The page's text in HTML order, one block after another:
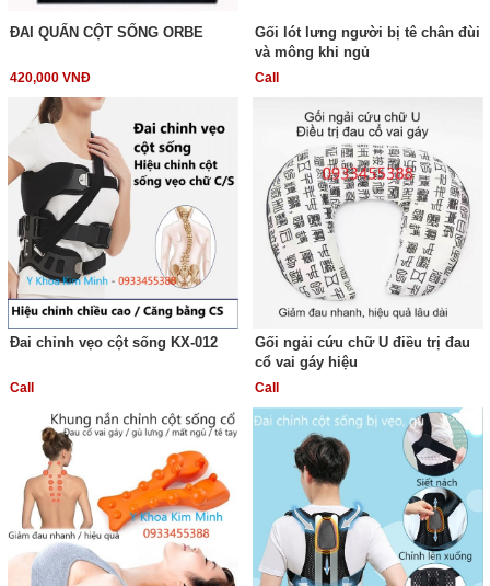
ĐAI QUẤN CỘT SỐNG ORBE
420,000 VNĐ
Gối lót lưng người bị tê chân đùi
và mông khi ngủ
Call
Đai chỉnh vẹo cột sống KX-012
Call
Gối ngải cứu chữ U điều trị đau
cổ vai gáy hiệu
Call